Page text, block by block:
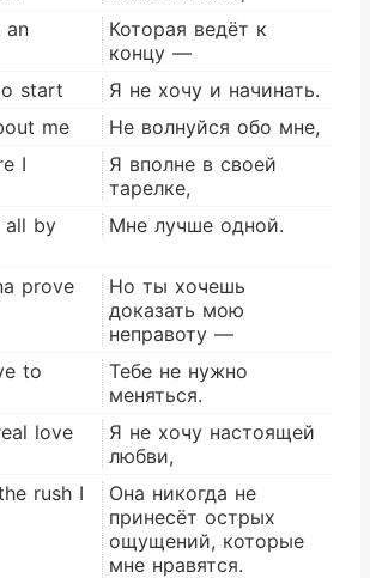
an
Которая ведёт к
концу —
start
Я не хочу и начинать.
me
Не волнуйся обо мне,
I
Я вполне в своей
тарелке,
all by
Мне лучше одной.
prove
Но ты хочешь
доказать мою
неправоту —
to
Тебе не нужно
меняться.
love
Я не хочу настоящей
любви,
rush I
Она никогда не
принесёт острых
ощущений, которые
мне нравятся.